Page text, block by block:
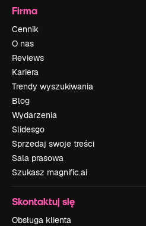
Firma
Cennik
O nas
Reviews
Kariera
Trendy wyszukiwania
Blog
Wydarzenia
Slidesgo
Sprzedaj swoje treści
Sala prasowa
Szukasz magnific.ai
Skontaktuj się
Obsługa klienta